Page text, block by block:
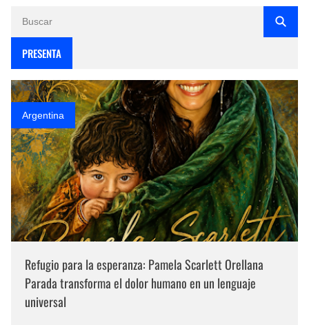
PRESENTA
Argentina
Refugio para la esperanza: Pamela Scarlett Orellana
Parada transforma el dolor humano en un lenguaje
universal